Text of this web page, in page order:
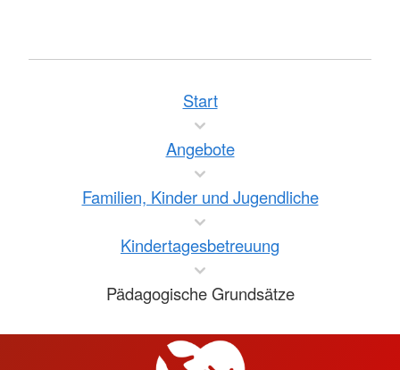
Start
Angebote
Familien, Kinder und Jugendliche
Kindertagesbetreuung
Pädagogische Grundsätze